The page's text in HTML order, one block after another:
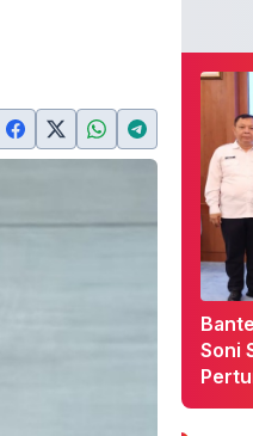
Soni